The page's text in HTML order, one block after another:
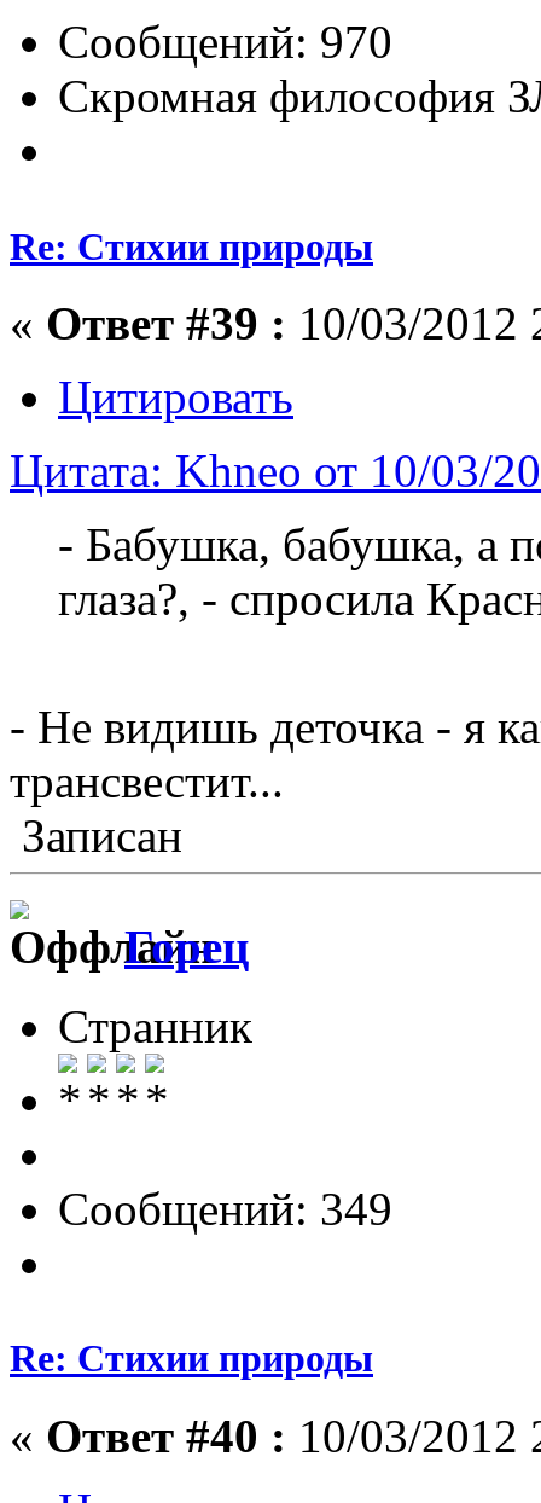
Сообщений: 970
Скромная философия
Re: Стихии природы
« Ответ #39 : 10/03/2012
Цитировать
Цитата: Khneo от 10/03/
- Бабушка, бабушка, а
глаза?, - спросила
- Не видишь деточка - я
трансвестит...
Записан
Горец
Странник
Сообщений: 349
Re: Стихии природы
« Ответ #40 : 10/03/2012